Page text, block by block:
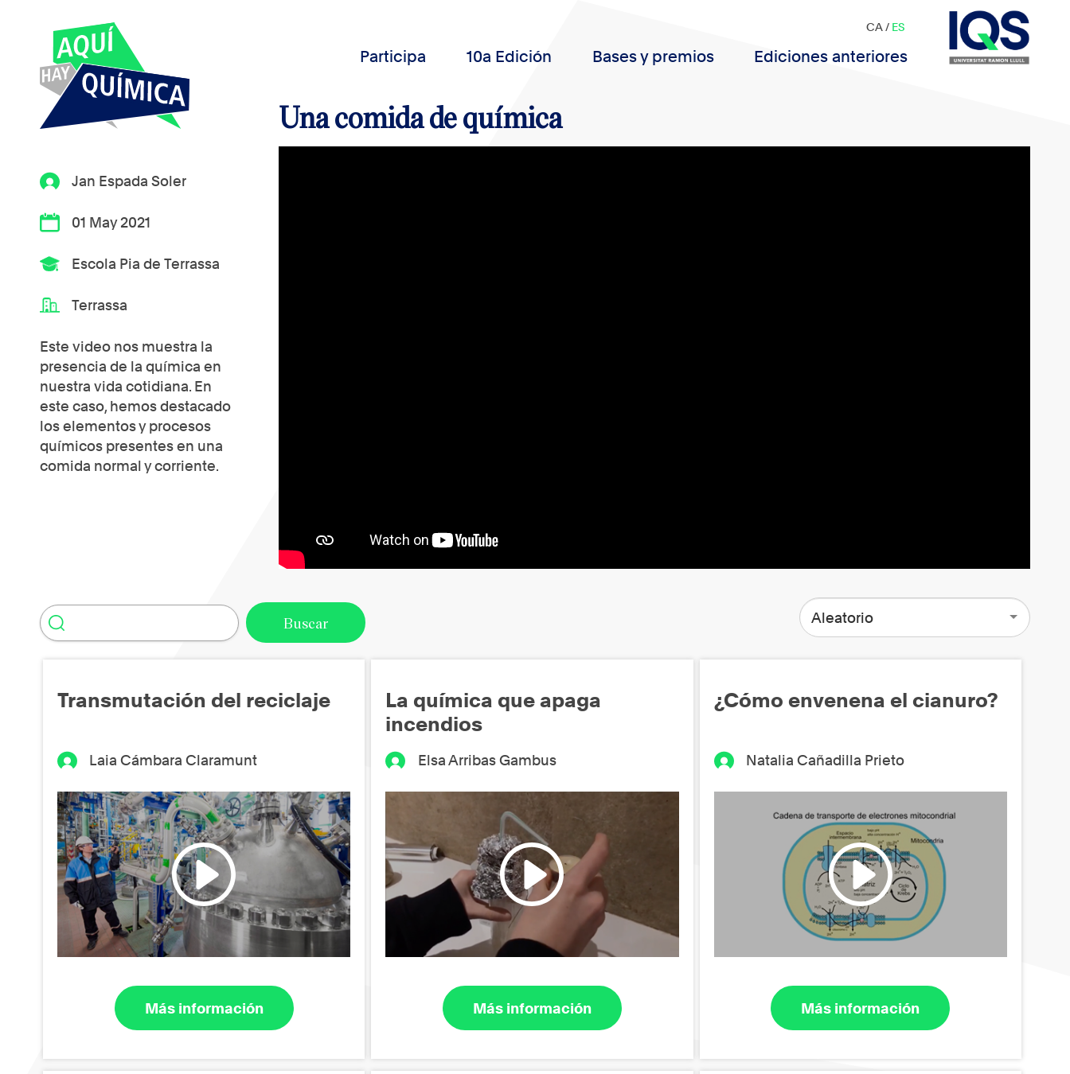
Participa 10a Edición Bases y premios Ediciones anteriores
CA/ ES
Jan Espada Soler
01 May 2021
Escola Pia de Terrassa
Terrassa
Este video nos muestra la
presencia de la química en
nuestra vida cotidiana. En
este caso, hemos destacado
los elementos y procesos
químicos presentes en una
comida normal y corriente.
Una comida de química
Aleatorio
Transmutación del reciclaje
Laia Cámbara Claramunt
Más información
La química que apaga
incendios
Elsa Arribas Gambus
Más información
¿Cómo envenena el cianuro?
Natalia Cañadilla Prieto
Más información